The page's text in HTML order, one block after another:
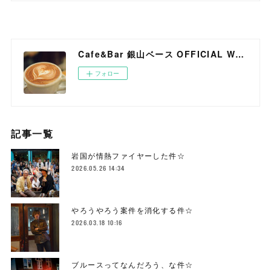
Cafe&Bar 銀山ベース OFFICIAL WEB SITE
フォロー
記事一覧
岩国が情熱ファイヤーした件☆
2026.05.26 14:34
やろうやろう案件を消化する件☆
2026.03.18 10:16
ブルースってなんだろう、な件☆